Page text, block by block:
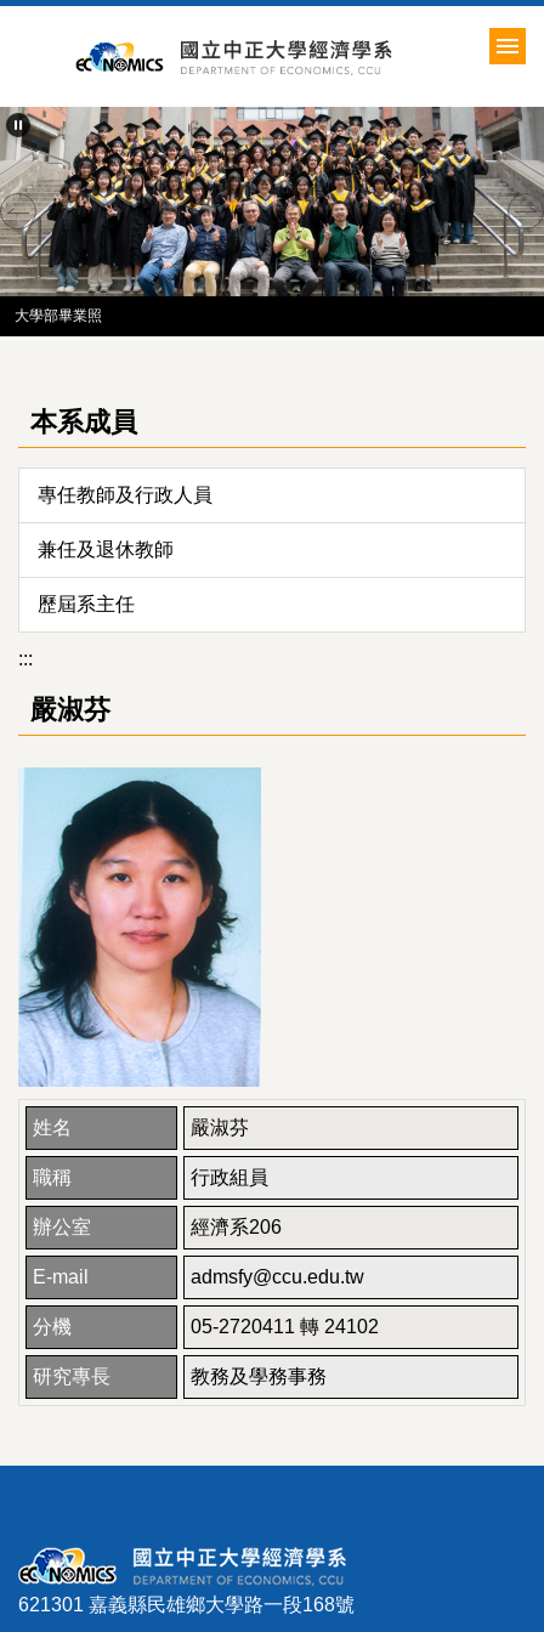
要
內
容
區
大學部畢業照
本系成員
專任教師及行政人員
兼任及退休教師
歷屆系主任
:::
嚴淑芬
姓名 嚴淑芬
職稱 行政組員
辦公室 經濟系206
E-mail admsfy@ccu.edu.tw
分機 05-2720411 轉 24102
研究專長 教務及學務事務
621301 嘉義縣民雄鄉大學路一段168號